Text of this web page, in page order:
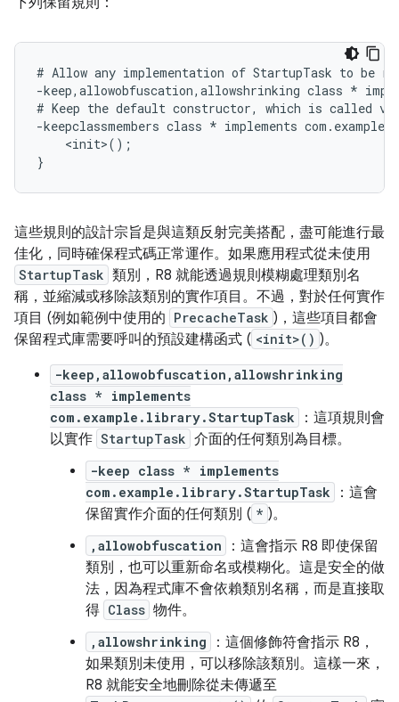
# Allow any implementation of StartupTask to be
-keep,allowobfuscation,allowshrinking class *
# Keep the default constructor, which is called
-keepclassmembers class * implements
    <init>();
這些規則的設計宗旨是與這類反射完美搭配，盡可能進行最
佳化，同時確保程式碼正常運作。如果應用程式從未使用
StartupTask 類別，R8 就能透過規則模糊處理類別名
稱，並縮減或移除該類別的實作項目。不過，對於任何實作
項目 (例如範例中使用的 PrecacheTask )，這些項目都會
保留程式庫需要呼叫的預設建構函式 ( <init>() )。
-keep,allowobfuscation,allowshrinking
class * implements
com.example.library.StartupTask
：這項規則會
以實作 StartupTask 介面的任何類別為目標。
-keep class * implements
com.example.library.StartupTask
：這會
保留實作介面的任何類別 ( * )。
,allowobfuscation
：這會指示 R8 即使保留
類別，也可以重新命名或模糊化。這是安全的做
法，因為程式庫不會依賴類別名稱，而是直接取
得 Class 物件。
,allowshrinking
：這個修飾符會指示 R8，
如果類別未使用，可以移除該類別。這樣一來，
R8 就能安全地刪除從未傳遞至